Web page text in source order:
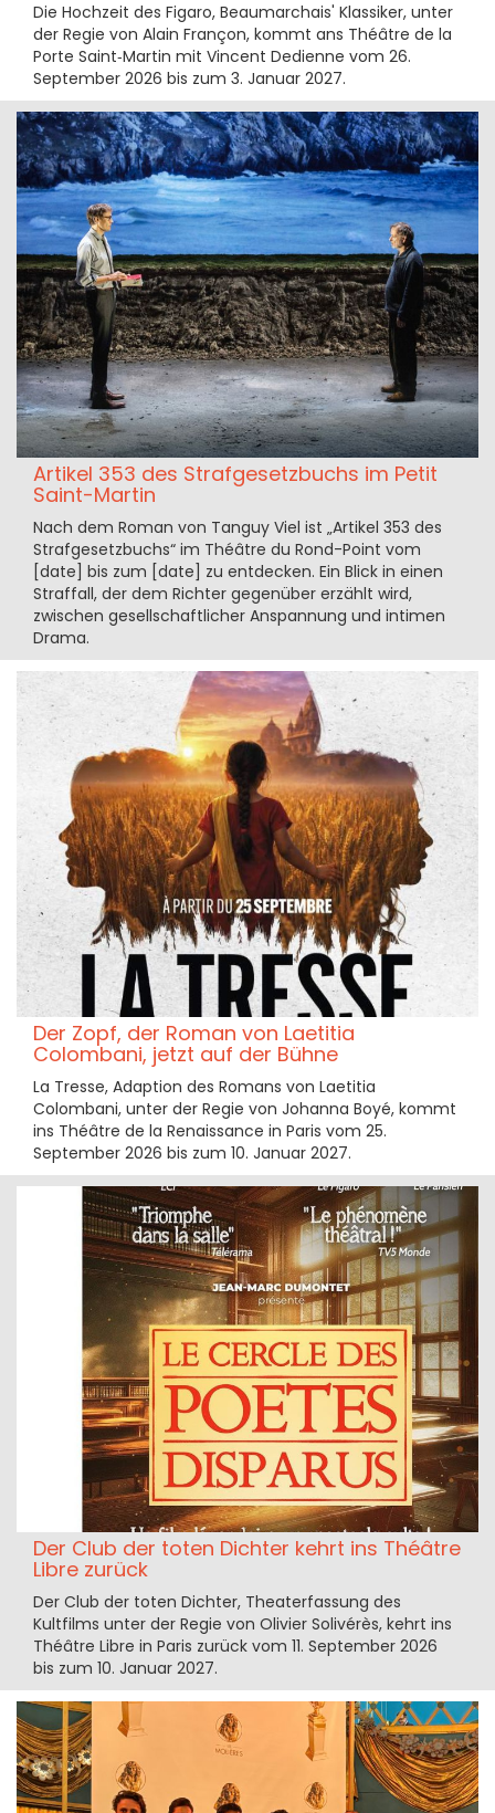
Die Hochzeit des Figaro, Beaumarchais' Klassiker, unter
der Regie von Alain Françon, kommt ans Théâtre de la
Porte Saint‑Martin mit Vincent Dedienne vom 26.
September 2026 bis zum 3. Januar 2027.
Artikel 353 des Strafgesetzbuchs im Petit
Saint-Martin
Nach dem Roman von Tanguy Viel ist „Artikel 353 des
Strafgesetzbuchs“ im Théâtre du Rond-Point vom
[date] bis zum [date] zu entdecken. Ein Blick in einen
Straffall, der dem Richter gegenüber erzählt wird,
zwischen gesellschaftlicher Anspannung und intimen
Drama.
Der Zopf, der Roman von Laetitia
Colombani, jetzt auf der Bühne
La Tresse, Adaption des Romans von Laetitia
Colombani, unter der Regie von Johanna Boyé, kommt
ins Théâtre de la Renaissance in Paris vom 25.
September 2026 bis zum 10. Januar 2027.
Der Club der toten Dichter kehrt ins Théâtre
Libre zurück
Der Club der toten Dichter, Theaterfassung des
Kultfilms unter der Regie von Olivier Solivérès, kehrt ins
Théâtre Libre in Paris zurück vom 11. September 2026
bis zum 10. Januar 2027.